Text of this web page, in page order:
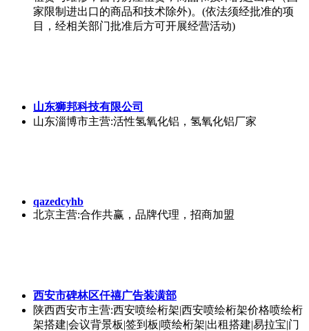
家限制进出口的商品和技术除外)。(依法须经批准的项
目，经相关部门批准后方可开展经营活动)
山东狮邦科技有限公司
山东淄博市主营:活性氢氧化铝，氢氧化铝厂家
qazedcyhb
北京主营:合作共赢，品牌代理，招商加盟
西安市碑林区仟禧广告装潢部
陕西西安市主营:西安喷绘桁架|西安喷绘桁架价格喷绘桁
架搭建|会议背景板|签到板|喷绘桁架|出租搭建|易拉宝|门